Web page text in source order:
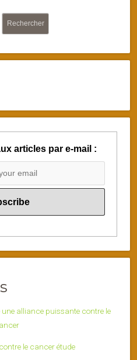
Rechercher
articles par e-mail :
le cancer étude